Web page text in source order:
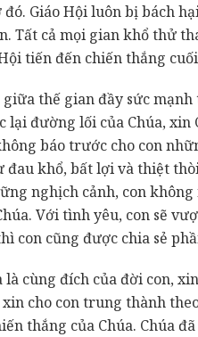
đó. Giáo Hội luôn bị bách
Tất cả mọi gian khổ thử
tiến đến chiến thắng
giữa thế gian đầy sức
đường lối của Chúa, xin
báo trước cho con
khổ, bất lợi và thiệt
nghịch cảnh, con
Với tình yêu, con sẽ
con cũng được chia sẻ
là cùng đích của đời con,
cho con trung thành
thắng của Chúa. Chúa